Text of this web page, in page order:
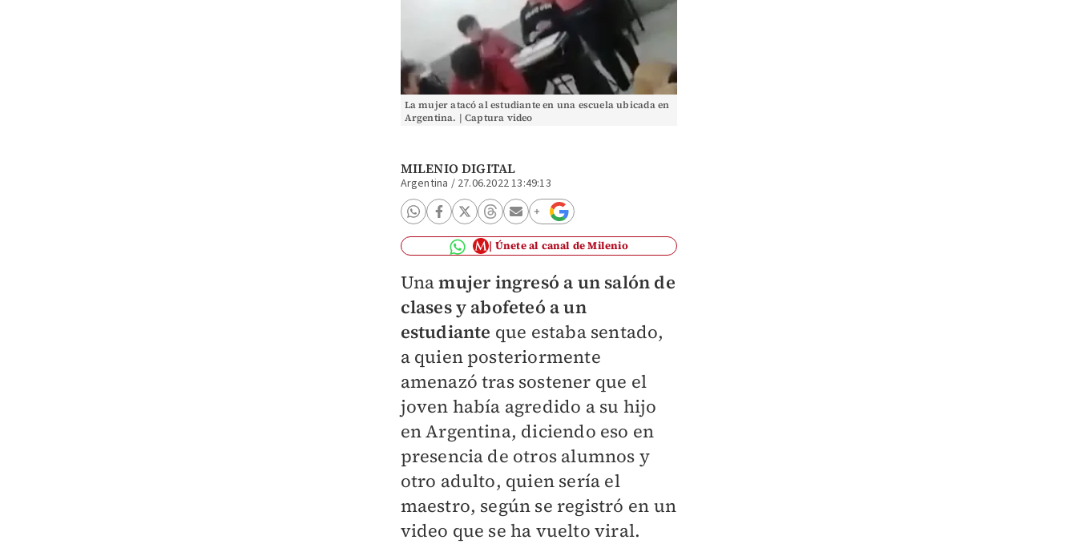
La mujer atacó al estudiante en una escuela ubicada en
Argentina. | Captura video
MILENIO DIGITAL
Argentina / 27.06.2022 13:49:13
Únete al canal de Milenio
Unamujer ingresó a un salón de
clases y abofeteó a un
estudiante que estaba sentado,
a quien posteriormente
amenazó tras sostener que el
joven había agredido a su hijo
en Argentina, diciendo eso en
presencia de otros alumnos y
otro adulto, quien sería el
maestro, según se registró en un
video que se ha vuelto viral.